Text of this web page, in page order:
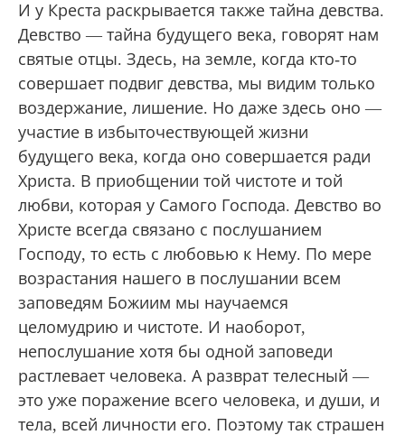
И у Креста раскрывается также тайна девства.
Девство — тайна будущего века, говорят нам
святые отцы. Здесь, на земле, когда кто-то
совершает подвиг девства, мы видим только
воздержание, лишение. Но даже здесь оно —
участие в избыточествующей жизни
будущего века, когда оно совершается ради
Христа. В приобщении той чистоте и той
любви, которая у Самого Господа. Девство во
Христе всегда связано с послушанием
Господу, то есть с любовью к Нему. По мере
возрастания нашего в послушании всем
заповедям Божиим мы научаемся
целомудрию и чистоте. И наоборот,
непослушание хотя бы одной заповеди
растлевает человека. А разврат телесный —
это уже поражение всего человека, и души, и
тела, всей личности его. Поэтому так страшен